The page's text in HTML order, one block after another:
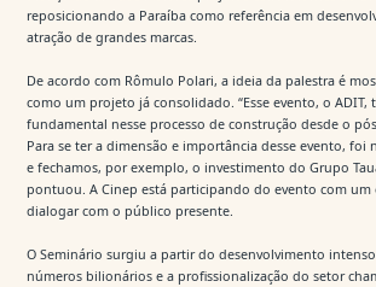
reposicionando a Paraíba como referência em
atração de grandes marcas.
De acordo com Rômulo Polari, a ideia da palestra é
como um projeto já consolidado. “Esse evento, o ADIT,
fundamental nesse processo de construção desde o
Para se ter a dimensão e importância desse evento, foi
e fechamos, por exemplo, o investimento do Grupo
pontuou. A Cinep está participando do evento com
dialogar com o público presente.
O Seminário surgiu a partir do desenvolvimento
números bilionários e a profissionalização do setor